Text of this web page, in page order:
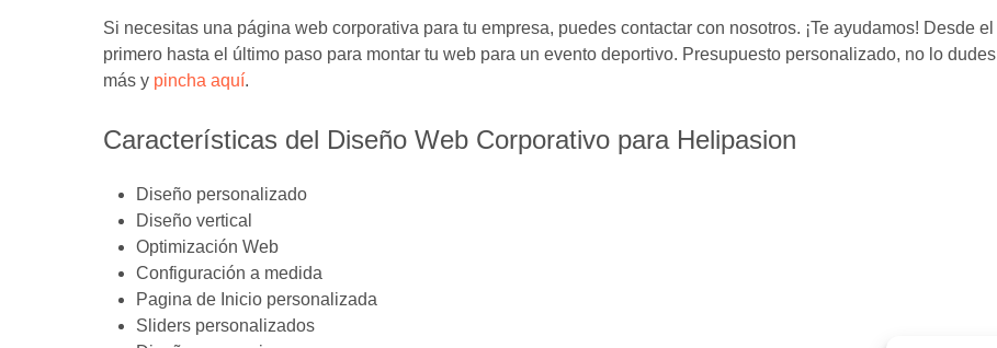
Si necesitas una página web corporativa para tu empresa, puedes contactar con nosotros. ¡Te ayudamos! Desde el
primero hasta el último paso para montar tu web para un evento deportivo. Presupuesto personalizado, no lo dudes
más y pincha aquí.
Características del Diseño Web Corporativo para Helipasion
Diseño personalizado
Diseño vertical
Optimización Web
Configuración a medida
Pagina de Inicio personalizada
Sliders personalizados